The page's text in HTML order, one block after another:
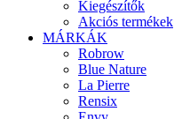
Kiegészítők
Akciós termékek
MÁRKÁK
Robrow
Blue Nature
La Pierre
Rensix